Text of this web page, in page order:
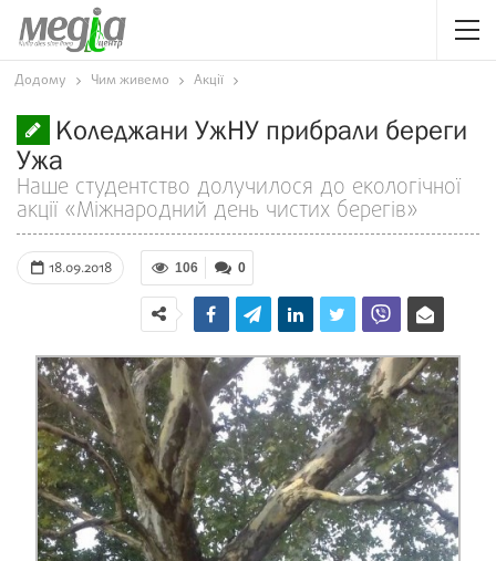
Додому Чим живемо Акції
Коледжани УжНУ прибрали береги
Ужа
Наше студентство долучилося до екологічної
акції «Міжнародний день чистих берегів»
18.09.2018 0
106